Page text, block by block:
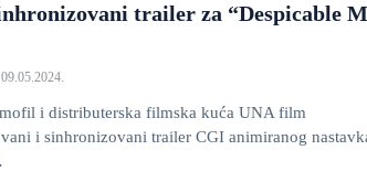
trailer za “Despicable
09.05.2024.
i distributerska filmska kuća UNA film
i sinhronizovani trailer CGI animiranog